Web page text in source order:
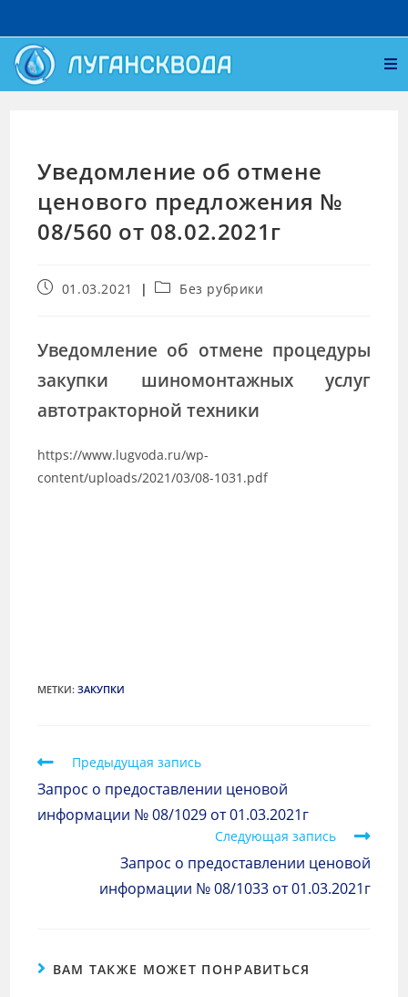
Уведомление об отмене
ценового предложения №
08/560 от 08.02.2021г
01.03.2021 Без рубрики
Уведомление об отмене процедуры
закупки шиномонтажных услуг
автотракторной техники
https://www.lugvoda.ru/wp-
content/uploads/2021/03/08-1031.pdf
МЕТКИ:ЗАКУПКИ
Предыдущая запись
Запрос о предоставлении ценовой
информации № 08/1029 от 01.03.2021г
Следующая запись
Запрос о предоставлении ценовой
информации № 08/1033 от 01.03.2021г
ВАМ ТАКЖЕ МОЖЕТ ПОНРАВИТЬСЯ